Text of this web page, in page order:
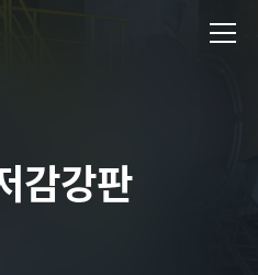
감강판